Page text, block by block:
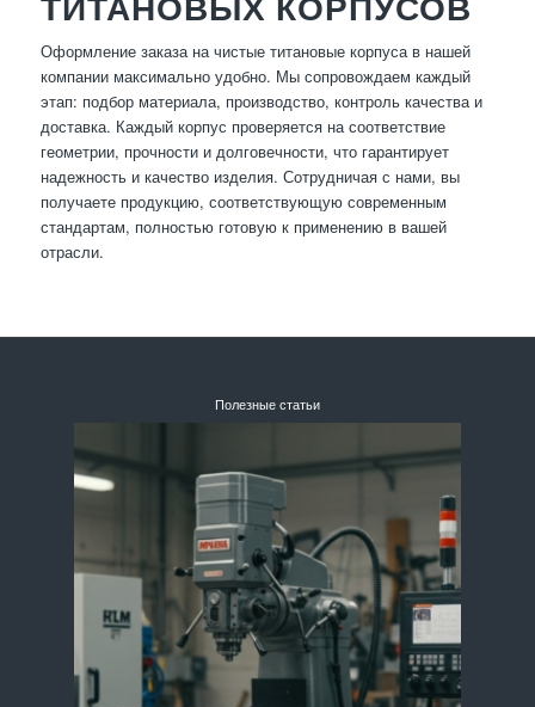
Оформление заказа на чистые титановые корпуса в нашей
компании максимально удобно. Мы сопровождаем каждый
этап: подбор материала, производство, контроль качества и
доставка. Каждый корпус проверяется на соответствие
геометрии, прочности и долговечности, что гарантирует
надежность и качество изделия. Сотрудничая с нами, вы
получаете продукцию, соответствующую современным
стандартам, полностью готовую к применению в вашей
отрасли.
Полезные статьи